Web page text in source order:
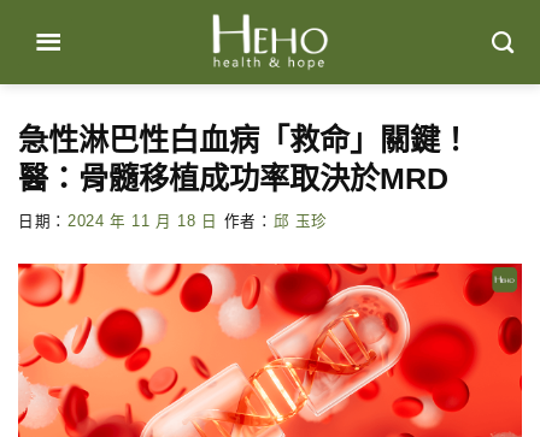
content
急性淋巴性白血病「救命」關鍵！
醫：骨髓移植成功率取決於MRD
日期： 2024 年 11 月 18 日 作者： 邱 玉珍